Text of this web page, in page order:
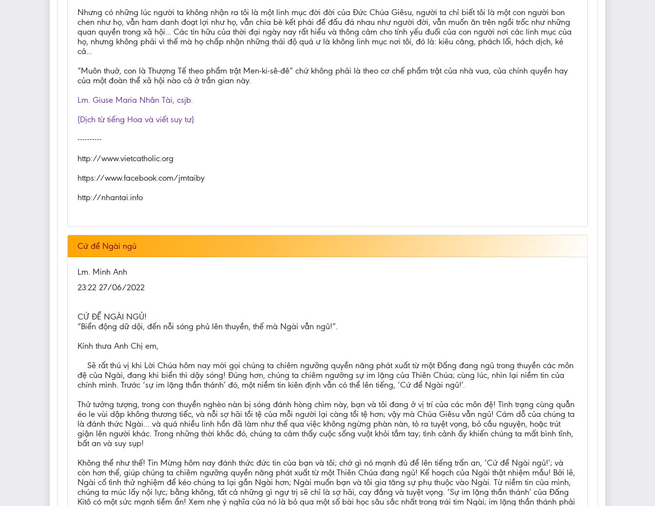
Nhưng có những lúc người ta không nhận ra tôi là một linh mục đời đời của Đức Chúa Giêsu, người ta chỉ biết tôi là một con người bon
chen như họ, vẫn ham danh đoạt lợi như họ, vẫn chia bè kết phái để đấu đá nhau như người đời, vẫn muốn ăn trên ngồi trốc như những
quan quyền trong xã hội... Các tín hữu của thời đại ngày nay rất hiểu và thông cảm cho tính yếu đuối của con người nơi các linh mục của
họ, nhưng không phải vì thế mà họ chấp nhận những thái độ quá ư là không linh mục nơi tôi, đó là: kiêu căng, phách lối, hách dịch, kẻ
cả...
“Muôn thuở, con là Thượng Tế theo phẩm trật Men-ki-sê-đê” chứ không phải là theo cơ chế phẩm trật của nhà vua, của chính quyền hay
của một đoàn thể xã hội nào cả ở trần gian này.
Lm. Giuse Maria Nhân Tài, csjb.
(Dịch từ tiếng Hoa và viết suy tư)
----------
http://www.vietcatholic.org
https://www.facebook.com/jmtaiby
http://nhantai.info
Cứ để Ngài ngủ
Lm. Minh Anh
23:22 27/06/2022
CỨ ĐỂ NGÀI NGỦ!
“Biển động dữ dội, đến nỗi sóng phủ lên thuyền, thế mà Ngài vẫn ngủ!”.
Kính thưa Anh Chị em,
Sẽ rất thú vị khi Lời Chúa hôm nay mời gọi chúng ta chiêm ngưỡng quyền năng phát xuất từ một Đấng đang ngủ trong thuyền các môn
đệ của Ngài, đang khi biển thì dậy sóng! Đúng hơn, chúng ta chiêm ngưỡng sự im lặng của Thiên Chúa; cùng lúc, nhìn lại niềm tin của
chính mình. Trước ‘sự im lặng thần thánh’ đó, một niềm tin kiên định vẫn có thể lên tiếng, ‘Cứ để Ngài ngủ!’.
Thử tưởng tượng, trong con thuyền nghèo nàn bị sóng đánh hòng chìm này, bạn và tôi đang ở vị trí của các môn đệ! Tình trạng cùng quẫn
éo le vùi dập không thương tiếc, và nỗi sợ hãi tồi tệ của mỗi người lại càng tồi tệ hơn; vậy mà Chúa Giêsu vẫn ngủ! Cám dỗ của chúng ta
là đánh thức Ngài… và quá nhiều linh hồn đã làm như thế qua việc không ngừng phàn nàn, tỏ ra tuyệt vọng, bỏ cầu nguyện, hoặc trút
giận lên người khác. Trong những thời khắc đó, chúng ta cảm thấy cuộc sống vuột khỏi tầm tay; tình cảnh ấy khiến chúng ta mất bình tĩnh,
bất an và suy sụp!
Không thể như thế! Tin Mừng hôm nay đánh thức đức tin của bạn và tôi; chớ gì nó mạnh đủ để lên tiếng trấn an, ‘Cứ để Ngài ngủ!’; và
còn hơn thế, giúp chúng ta chiêm ngưỡng quyền năng phát xuất từ một Thiên Chúa đang ngủ! Kế hoạch của Ngài thật nhiệm mầu! Bởi lẽ,
Ngài cố tình thử nghiệm để kéo chúng ta lại gần Ngài hơn; Ngài muốn bạn và tôi gia tăng sự phụ thuộc vào Ngài. Từ niềm tin của mình,
chúng ta múc lấy nội lực; bằng không, tất cả những gì ngự trị sẽ chỉ là sợ hãi, cay đắng và tuyệt vọng. ‘Sự im lặng thần thánh’ của Đấng
Kitô có một sức mạnh tiềm ẩn! Xem nhẹ ý nghĩa của nó là bỏ qua một số bài học sâu sắc nhất trong trái tim Ngài; im lặng thần thánh phải